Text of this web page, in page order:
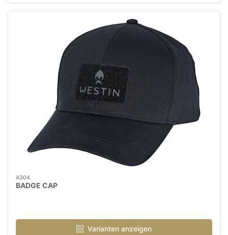
A304
BADGE CAP
Varianten anzeigen